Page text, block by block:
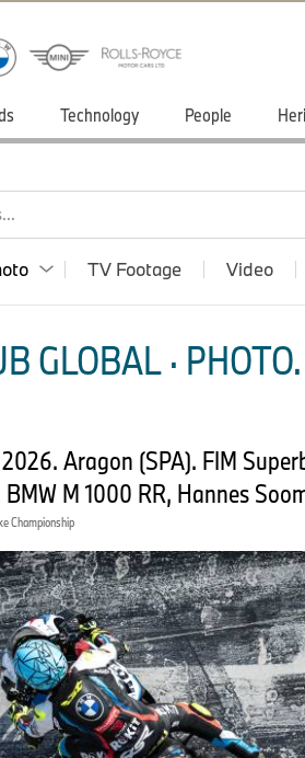
Technology People
TV Footage Video
GLOBAL · PHOTO.
Aragon (SPA). FIM
BMW M 1000 RR, Hannes
Championship